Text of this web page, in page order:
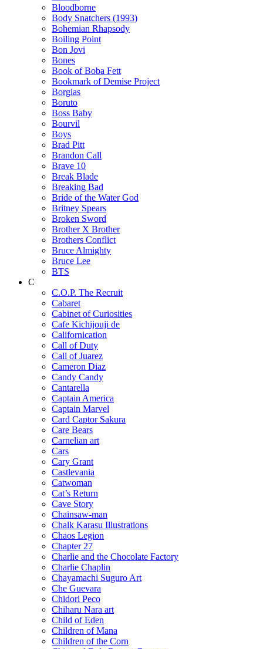
Bloodborne
Body Snatchers (1993)
Bohemian Rhapsody
Boiling Point
Bon Jovi
Bones
Book of Boba Fett
Bookmark of Demise Project
Borgias
Boruto
Boss Baby
Bourvil
Boys
Brad Pitt
Brandon Call
Brave 10
Break Blade
Breaking Bad
Bride of the Water God
Britney Spears
Broken Sword
Brother X Brother
Brothers Conflict
Bruce Almighty
Bruce Lee
BTS
C
C.O.P. The Recruit
Cabaret
Cabinet of Curiosities
Cafe Kichijouji de
Californication
Call of Duty
Call of Juarez
Cameron Diaz
Candy Candy
Cantarella
Captain America
Captain Marvel
Card Captor Sakura
Care Bears
Carnelian art
Cars
Cary Grant
Castlevania
Catwoman
Cat’s Return
Cave Story
Chainsaw-man
Chalk Karasu Illustrations
Chaos Legion
Chapter 27
Charlie and the Chocolate Factory
Charlie Chaplin
Chayamachi Suguro Art
Che Guevara
Chidori Peco
Chiharu Nara art
Child of Eden
Children of Mana
Children of the Corn